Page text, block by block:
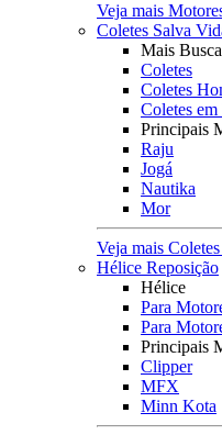
Veja mais
Coletes Salva
Mais
Coletes
Coletes
Coletes
Principais
Raju
Jogá
Nautika
Mor
Veja mais
Hélice Reposição
Hélice
Para
Para
Principais
Clipper
MFX
Minn Kota